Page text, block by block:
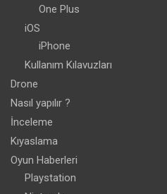
One Plus
iOS
iPhone
Kullanım Kılavuzları
Drone
Nasıl yapılır ?
İnceleme
Kıyaslama
Oyun Haberleri
Playstation